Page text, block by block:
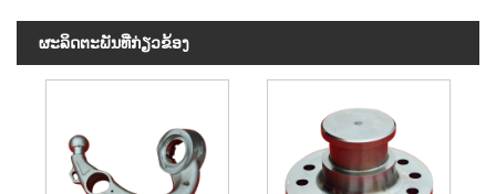
ຜະ​ລິດ​ຕະ​ພັນ​ທີ່​ກ່ຽວ​ຂ້ອງ